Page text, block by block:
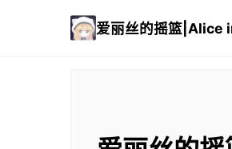
爱丽丝的摇篮|Alice